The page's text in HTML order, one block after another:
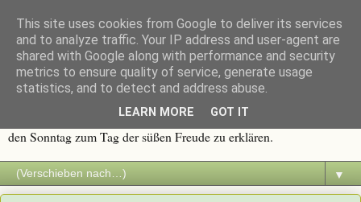
Immer wieder Sonntags
Traditionen werden groß geschrieben, und eine davon ist die
was süß ist, macht Spaß. Deshalb dachte ich mir, es wäre an der Zeit
den Sonntag zum Tag der süßen Freude zu erklären.
▼
This site uses cookies from Google to deliver its services
and to analyze traffic. Your IP address and user-agent are
shared with Google along with performance and security
metrics to ensure quality of service, generate usage
statistics, and to detect and address abuse.
LEARN MORE GOT IT